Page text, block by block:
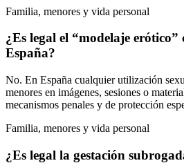
Familia, menores y vida personal
¿Es legal el “modelaje erótico”
España?
No. En España cualquier utilización
menores en imágenes, sesiones o
mecanismos penales y de protección
Familia, menores y vida personal
¿Es legal la gestación